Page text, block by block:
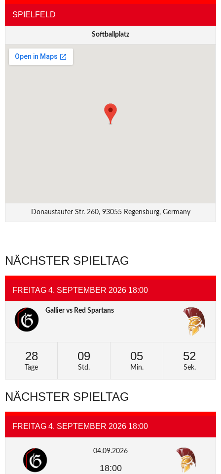
SPIELFELD
Softballplatz
Donaustaufer Str. 260, 93055 Regensburg, Germany
NÄCHSTER SPIELTAG
FREITAG 4. SEPTEMBER 2026 18:00
Gallier vs Red Spartans
28
Tage
09
Std.
05
Min.
52
Sek.
NÄCHSTER SPIELTAG
FREITAG 4. SEPTEMBER 2026 18:00
04.09.2026
18:00